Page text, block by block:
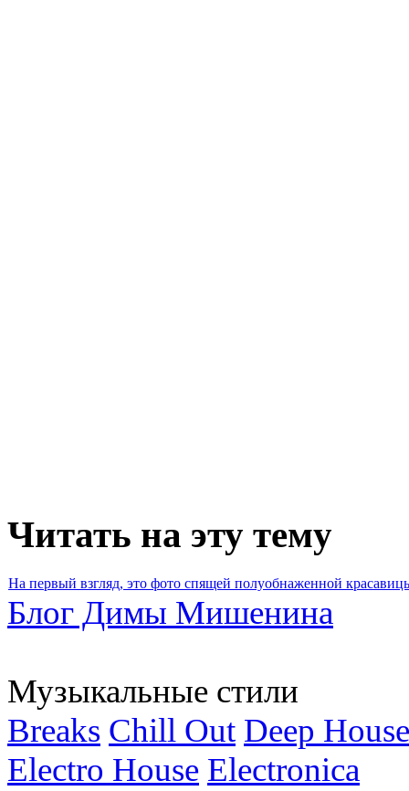
Читать на эту тему
На первый взгляд, это фото спящей полуобнаженной
Блог Димы Мишенина
Музыкальные стили
Breaks Chill Out Deep House
Electro House Electronica